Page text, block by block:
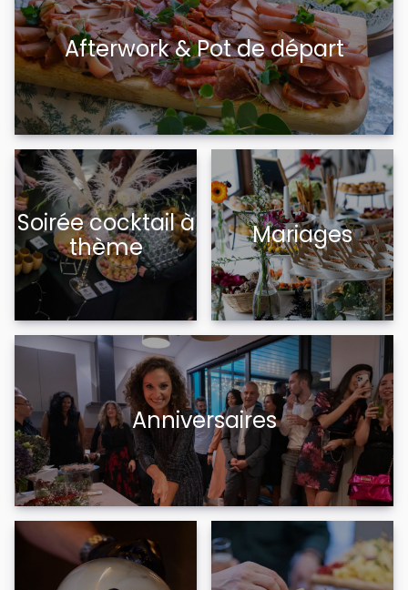
Afterwork & Pot de départ
Soirée cocktail à
thème
Mariages
Anniversaires